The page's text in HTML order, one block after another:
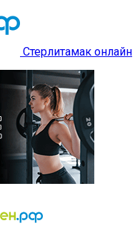
Стерлитамак онлайн